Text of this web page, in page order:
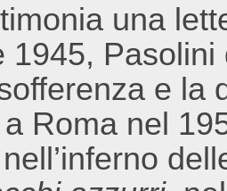
una
1945,
e
Roma nel